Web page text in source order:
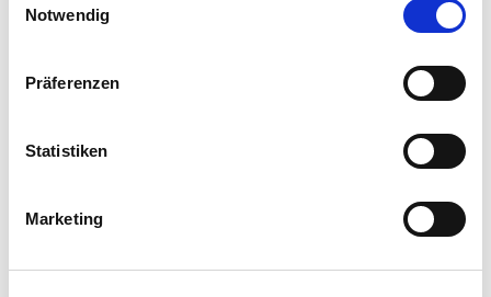
Cookies, wenn Sie unsere Webseite weiterhin nutzen.
Notwendig
Präferenzen
Statistiken
Marketing
FEUERSAUNA, CA. 85°C
(Aktuell aufgrund von Umbauarbeiten gesperrt)
Die Feuersauna heizt nicht nur durch ihre Temperaturen